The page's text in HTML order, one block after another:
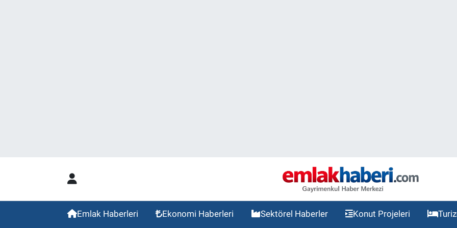
Emlak Haberleri Ekonomi Haberleri Sektörel Haberler Konut Projeleri